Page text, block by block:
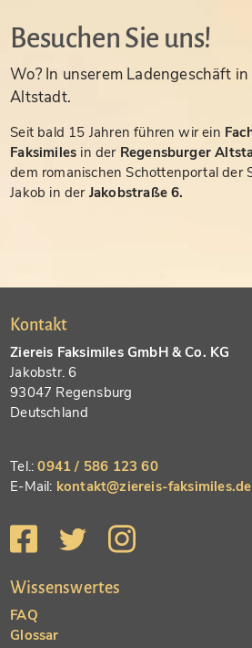
Besuchen Sie uns!
Wo? In unserem Ladengeschäft
Altstadt.
Seit bald 15 Jahren führen wir ein
Faksimiles in der Regensburger
dem romanischen Schottenportal der
Jakob in der Jakobstraße 6.
Kontakt
Ziereis Faksimiles GmbH & Co. KG
Jakobstr. 6
93047 Regensburg
Deutschland
Tel.:0941 / 586 123 60
E-Mail: kontakt@ziereis-faksimiles.de
Wissenswertes
FAQ
Glossar